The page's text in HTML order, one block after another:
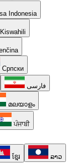
Indonesia
Kiswahili
Српски
فارسی
മലയാളം
ਪੰਜਾਬੀ
ខ្មែរ ລາວ